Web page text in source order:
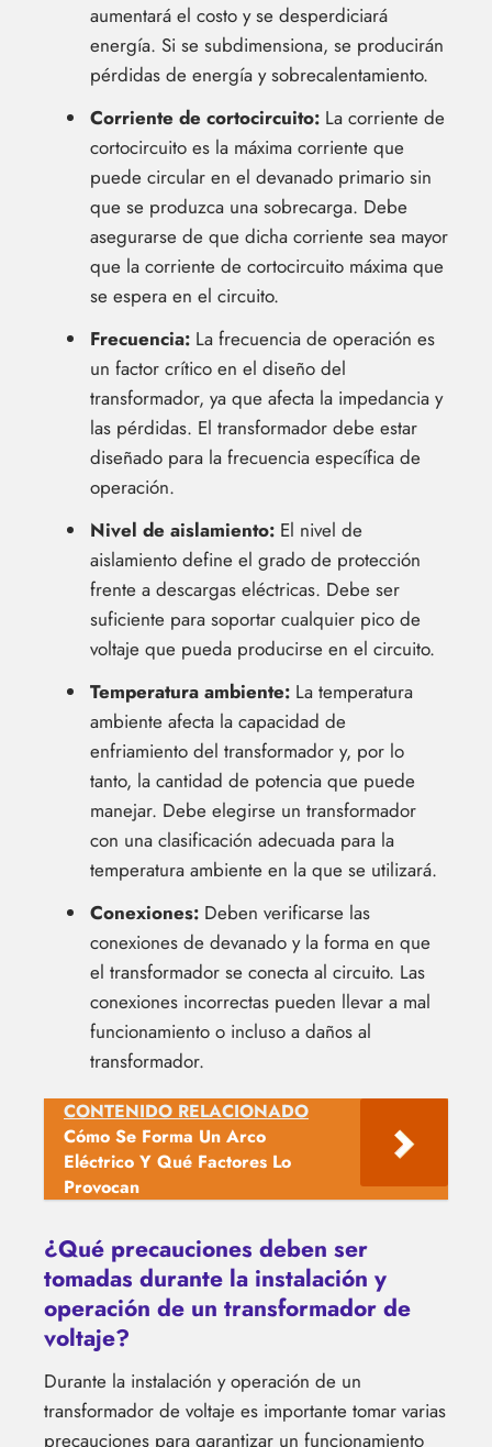
aumentará el costo y se desperdiciará
energía. Si se subdimensiona, se producirán
pérdidas de energía y sobrecalentamiento.
Corriente de cortocircuito: La corriente de
cortocircuito es la máxima corriente que
puede circular en el devanado primario sin
que se produzca una sobrecarga. Debe
asegurarse de que dicha corriente sea mayor
que la corriente de cortocircuito máxima que
se espera en el circuito.
Frecuencia: La frecuencia de operación es
un factor crítico en el diseño del
transformador, ya que afecta la impedancia y
las pérdidas. El transformador debe estar
diseñado para la frecuencia específica de
operación.
Nivel de aislamiento: El nivel de
aislamiento define el grado de protección
frente a descargas eléctricas. Debe ser
suficiente para soportar cualquier pico de
voltaje que pueda producirse en el circuito.
Temperatura ambiente: La temperatura
ambiente afecta la capacidad de
enfriamiento del transformador y, por lo
tanto, la cantidad de potencia que puede
manejar. Debe elegirse un transformador
con una clasificación adecuada para la
temperatura ambiente en la que se utilizará.
Conexiones: Deben verificarse las
conexiones de devanado y la forma en que
el transformador se conecta al circuito. Las
conexiones incorrectas pueden llevar a mal
funcionamiento o incluso a daños al
transformador.
CONTENIDO RELACIONADO
Cómo Se Forma Un Arco
Eléctrico Y Qué Factores Lo
Provocan
¿Qué precauciones deben ser
tomadas durante la instalación y
operación de un transformador de
voltaje?
Durante la instalación y operación de un
transformador de voltaje es importante tomar varias
precauciones para garantizar un funcionamiento